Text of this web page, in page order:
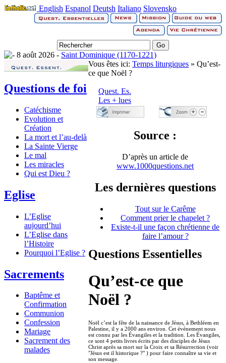
English Espanol Deutsh Italiano Slovensko
8 août 2026 - Saint Dominique (1170-1221)
Questions de foi
Catéchisme
Evolution et
Création
La mort et l’au-delà
La Sainte Vierge
Le mal
Les miracles
Qui est Dieu ?
Eglise
L’Eglise
aujourd’hui
L’Eglise dans
l’Histoire
Pourquoi l’Eglise ?
Sacrements
Baptême et
Confirmation
Communion
Confession
Mariage
Sacrement des
malades
Vous êtes ici: Temps liturgiques » Qu’est-
ce que Noël ?
Quest. Es.
Les + lues
Source :
D’après un article de
www.1000questions.net
Les dernières questions
Tout sur le Carême
Comment prier le chapelet ?
Existe-t-il une façon chrétienne de
faire l’amour ?
Questions Essentielles
Qu’est-ce que
Noël ?
Noël c’est la fête de la naissance de Jésus, à Bethléem en
Palestine, il y a 2000 ans environ. Cet événement nous
est connu par les Évangiles et la tradition. Les Évangiles,
ce sont 4 petits livres écrits par des disciples de Jésus
Christ après sa mort sur la Croix et sa Résurrection (voir
"Jésus est il historique ?" ) pour faire connaître sa vie et
son message.